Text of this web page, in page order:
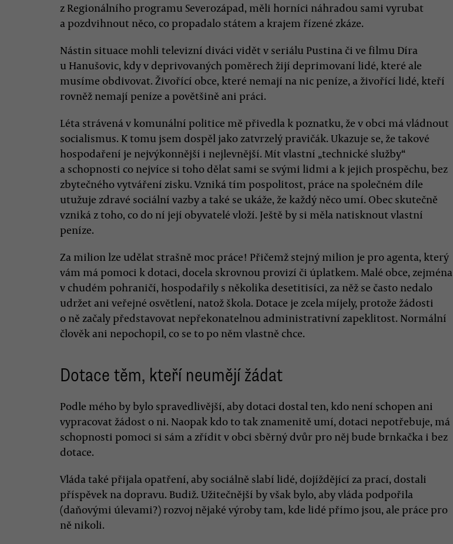
z Regionálního programu Severozápad, měli horníci náhradou sami vyrubat
a pozdvihnout něco, co propadalo státem a krajem řízené zkáze.
Nástin situace mohli televizní diváci vidět v seriálu Pustina či ve filmu Díra
u Hanušovic, kdy v deprivovaných poměrech žijí deprimovaní lidé, které ale
musíme obdivovat. Živořící obce, které nemají na nic peníze, a živořící lidé, kteří
rovněž nemají peníze a povětšině ani práci.
Léta strávená v komunální politice mě přivedla k poznatku, že v obci má vládnout
socialismus. K tomu jsem dospěl jako zatvrzelý pravičák. Ukazuje se, že takové
hospodaření je nejvýkonnější i nejlevnější. Mít vlastní „technické služby“
a schopnosti co nejvíce si toho dělat sami se svými lidmi a k jejich prospěchu, bez
zbytečného vytváření zisku. Vzniká tím pospolitost, práce na společném díle
utužuje zdravé sociální vazby a také se ukáže, že každý něco umí. Obec skutečně
vzniká z toho, co do ní její obyvatelé vloží. Ještě by si měla natisknout vlastní
peníze.
Za milion lze udělat strašně moc práce! Přičemž stejný milion je pro agenta, který
vám má pomoci k dotaci, docela skrovnou provizí či úplatkem. Malé obce, zejména
v chudém pohraničí, hospodařily s několika desetitisíci, za něž se často nedalo
udržet ani veřejné osvětlení, natož škola. Dotace je zcela míjely, protože žádosti
o ně začaly představovat nepřekonatelnou administrativní zapeklitost. Normální
člověk ani nepochopil, co se to po něm vlastně chce.
Dotace těm, kteří neumějí žádat
Podle mého by bylo spravedlivější, aby dotaci dostal ten, kdo není schopen ani
vypracovat žádost o ni. Naopak kdo to tak znamenitě umí, dotaci nepotřebuje, má
schopnosti pomoci si sám a zřídit v obci sběrný dvůr pro něj bude brnkačka i bez
dotace.
Vláda také přijala opatření, aby sociálně slabí lidé, dojíždějící za prací, dostali
příspěvek na dopravu. Budiž. Užitečnější by však bylo, aby vláda podpořila
(daňovými úlevami?) rozvoj nějaké výroby tam, kde lidé přímo jsou, ale práce pro
ně nikoli.